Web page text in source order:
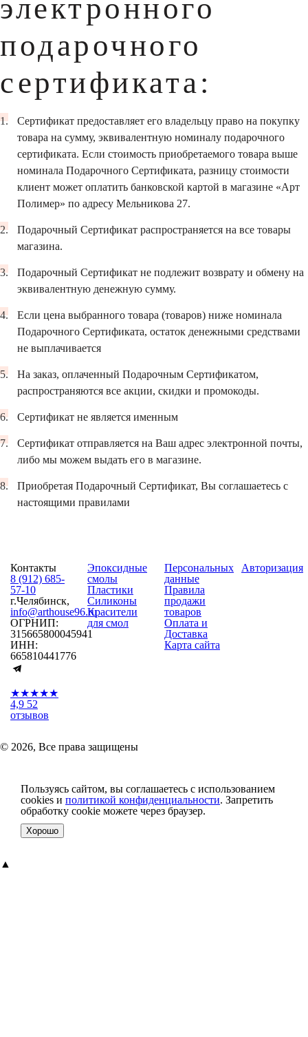
электронного
подарочного
сертификата:
Сертификат предоставляет его владельцу право на покупку
товара на сумму, эквивалентную номиналу подарочного
сертификата. Если стоимость приобретаемого товара выше
номинала Подарочного Сертификата, разницу стоимости
клиент может оплатить банковской картой в магазине «Арт
Полимер» по адресу Мельникова 27.
Подарочный Сертификат распространяется на все товары
магазина.
Подарочный Сертификат не подлежит возврату и обмену на
эквивалентную денежную сумму.
Если цена выбранного товара (товаров) ниже номинала
Подарочного Сертификата, остаток денежными средствами
не выплачивается
На заказ, оплаченный Подарочным Сертификатом,
распространяются все акции, скидки и промокоды.
Сертификат не является именным
Сертификат отправляется на Ваш адрес электронной почты,
либо мы можем выдать его в магазине.
Приобретая Подарочный Сертификат, Вы соглашаетесь с
настоящими правилами
Контакты
8 (912) 685-
57-10
г.Челябинск,
info@arthouse96.ru
ОГРНИП:
315665800045941
ИНН:
665810441776
★★★★★
4,9 52
отзывов
Эпоксидные
смолы
Пластики
Силиконы
Красители
для смол
Персональных
данные
Правила
продажи
товаров
Оплата и
Доставка
Карта сайта
Авторизация
© 2026, Все права защищены
Пользуясь сайтом, вы соглашаетесь с использованием
cookies и политикой конфиденциальности. Запретить
обработку cookie можете через браузер.
Хорошо
▲